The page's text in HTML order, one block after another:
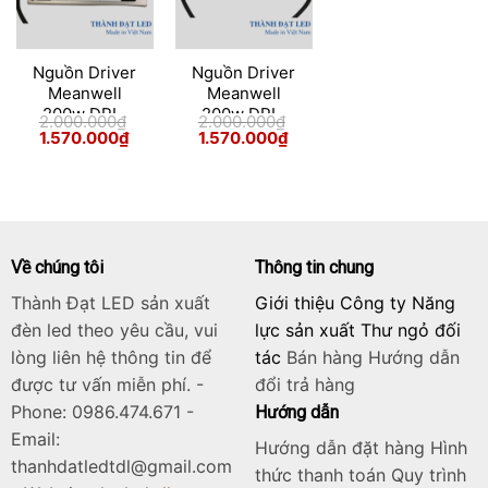
Nguồn Driver
Meanwell
200w DPL-
ELG-200-36A-
2.000.000₫
Giá
gốc
1.570.000₫Giá
Nguồn Driver
Meanwell
200w DPL-
ELG-200-48A-
2.000.000₫
Giá
gốc
1.570.000₫Giá
Về chúng tôi
Thành Đạt LED sản xuất
đèn led theo yêu cầu, vui
lòng liên hệ thông tin để
được tư vấn miễn phí. -
Phone: 0986.474.671 -
Email:
thanhdatledtdl@gmail.com
Thông tin chung
Giới thiệu Công ty Năng
lực sản xuất Thư ngỏ đối
tác Bán hàng Hướng dẫn
đổi trả hàng
Hướng dẫn
Hướng dẫn đặt hàng Hình
thức thanh toán Quy trình